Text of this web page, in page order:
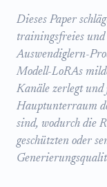
Dieses Paper
trainingsfreies und
Auswendiglern-
Modell-LoRAs
Kanäle zerlegt und
Hauptunterraum
sind, wodurch die
geschützten oder